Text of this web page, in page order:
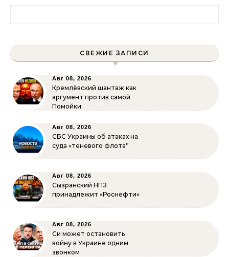
СВЕЖИЕ ЗАПИСИ
Авг 08, 2026
Кремлёвский шантаж как
аргумент против самой
Помойки
Авг 08, 2026
СБС Украины об атаках на
суда «теневого флота”
Авг 08, 2026
Сызранский НПЗ
принадлежит «Роснефти»
Авг 08, 2026
Си может остановить
войну в Украине одним
звонком